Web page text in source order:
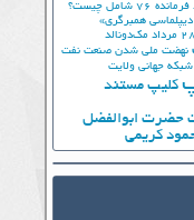
76 شامل چیست؟
همبرگری»
مک‌دونالد
نهضت ملي شدن صنعت نفت
جهانی ولایت
کلیپ مستند
حضرت ابوالفضل
کریمی